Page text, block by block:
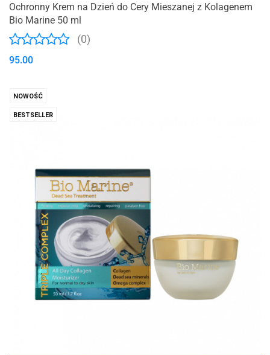
Ochronny Krem na Dzień do Cery Mieszanej z Kolagenem
Bio Marine 50 ml
(0)
95.00
NOWOŚĆ
BESTSELLER